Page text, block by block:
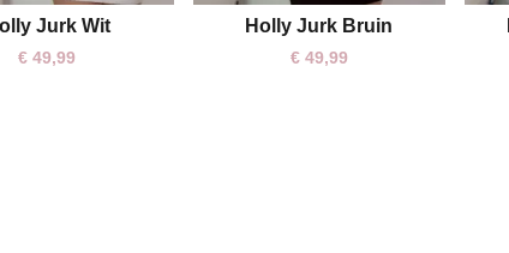
S/M M/L
Jurk Wit
€ 49,99
S/M M/L
Holly Jurk Bruin
€49,99